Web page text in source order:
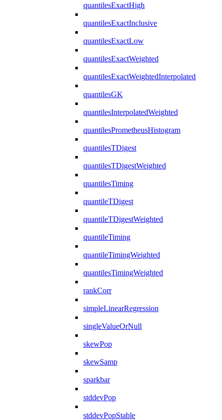
quantilesExactHigh
quantilesExactInclusive
quantilesExactLow
quantilesExactWeighted
quantilesExactWeightedInterpolated
quantilesGK
quantilesInterpolatedWeighted
quantilesPrometheusHistogram
quantilesTDigest
quantilesTDigestWeighted
quantilesTiming
quantileTDigest
quantileTDigestWeighted
quantileTiming
quantileTimingWeighted
quantilesTimingWeighted
rankCorr
simpleLinearRegression
singleValueOrNull
skewPop
skewSamp
sparkbar
stddevPop
stddevPopStable